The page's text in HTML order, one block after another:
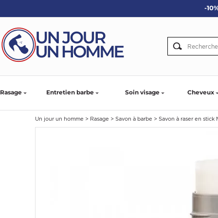
-
Rasage Entretien barbe Soin visage Cheveux
Un jour un homme > Rasage > Savon à barbe > Savon à raser en stick